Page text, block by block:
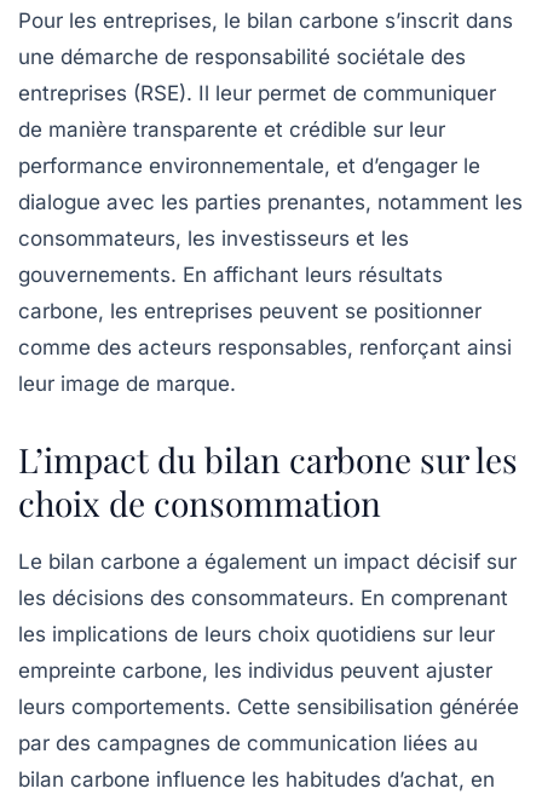
Pour les entreprises, le bilan carbone s’inscrit dans
une démarche de responsabilité sociétale des
entreprises (RSE). Il leur permet de communiquer
de manière transparente et crédible sur leur
performance environnementale, et d’engager le
dialogue avec les parties prenantes, notamment les
consommateurs, les investisseurs et les
gouvernements. En affichant leurs résultats
carbone, les entreprises peuvent se positionner
comme des acteurs responsables, renforçant ainsi
leur image de marque.
L’impact du bilan carbone sur les
choix de consommation
Le bilan carbone a également un impact décisif sur
les décisions des consommateurs. En comprenant
les implications de leurs choix quotidiens sur leur
empreinte carbone, les individus peuvent ajuster
leurs comportements. Cette sensibilisation générée
par des campagnes de communication liées au
bilan carbone influence les habitudes d’achat, en